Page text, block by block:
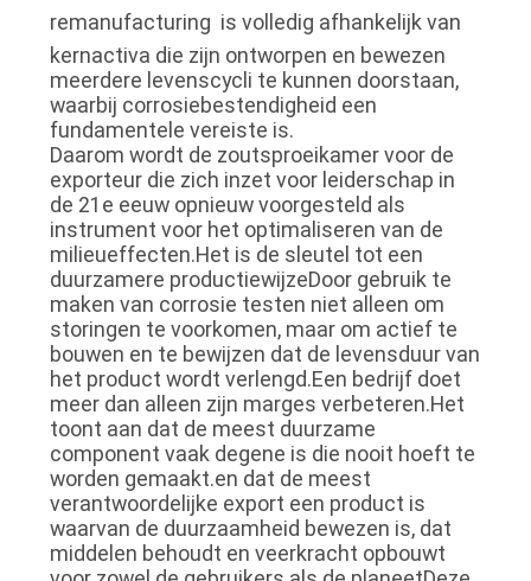
remanufacturing  is volledig afhankelijk van
kernactiva die zijn ontworpen en bewezen
meerdere levenscycli te kunnen doorstaan,
waarbij corrosiebestendigheid een
fundamentele vereiste is.
Daarom wordt de zoutsproeikamer voor de
exporteur die zich inzet voor leiderschap in
de 21e eeuw opnieuw voorgesteld als
instrument voor het optimaliseren van de
milieueffecten.Het is de sleutel tot een
duurzamere productiewijzeDoor gebruik te
maken van corrosie testen niet alleen om
storingen te voorkomen, maar om actief te
bouwen en te bewijzen dat de levensduur van
het product wordt verlengd.Een bedrijf doet
meer dan alleen zijn marges verbeteren.Het
toont aan dat de meest duurzame
component vaak degene is die nooit hoeft te
worden gemaakt.en dat de meest
verantwoordelijke export een product is
waarvan de duurzaamheid bewezen is, dat
middelen behoudt en veerkracht opbouwt